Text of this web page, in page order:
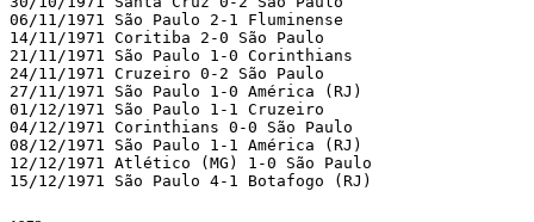
06/11/1971 São Paulo 2-1 Fluminense
14/11/1971 Coritiba 2-0 São Paulo
21/11/1971 São Paulo 1-0 Corinthians
24/11/1971 Cruzeiro 0-2 São Paulo
27/11/1971 São Paulo 1-0 América (RJ)
01/12/1971 São Paulo 1-1 Cruzeiro
04/12/1971 Corinthians 0-0 São Paulo
08/12/1971 São Paulo 1-1 América (RJ)
12/12/1971 Atlético (MG) 1-0 São Paulo
15/12/1971 São Paulo 4-1 Botafogo (RJ)